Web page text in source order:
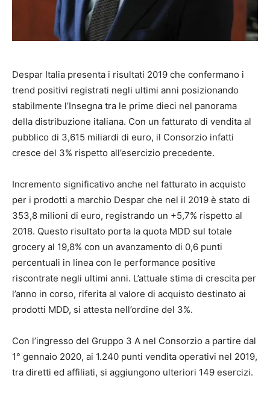
Despar Italia presenta i risultati 2019 che confermano i
trend positivi registrati negli ultimi anni posizionando
stabilmente l’Insegna tra le prime dieci nel panorama
della distribuzione italiana. Con un fatturato di vendita al
pubblico di 3,615 miliardi di euro, il Consorzio infatti
cresce del 3% rispetto all’esercizio precedente.
Incremento significativo anche nel fatturato in acquisto
per i prodotti a marchio Despar che nel il 2019 è stato di
353,8 milioni di euro, registrando un +5,7% rispetto al
2018. Questo risultato porta la quota MDD sul totale
grocery al 19,8% con un avanzamento di 0,6 punti
percentuali in linea con le performance positive
riscontrate negli ultimi anni. L’attuale stima di crescita per
l’anno in corso, riferita al valore di acquisto destinato ai
prodotti MDD, si attesta nell’ordine del 3%.
Con l’ingresso del Gruppo 3 A nel Consorzio a partire dal
1° gennaio 2020, ai 1.240 punti vendita operativi nel 2019,
tra diretti ed affiliati, si aggiungono ulteriori 149 esercizi.